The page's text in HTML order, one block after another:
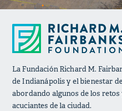
La Fundación Richard M.
de Indianápolis y el bienestar
abordando algunos de los
acuciantes de la ciudad.